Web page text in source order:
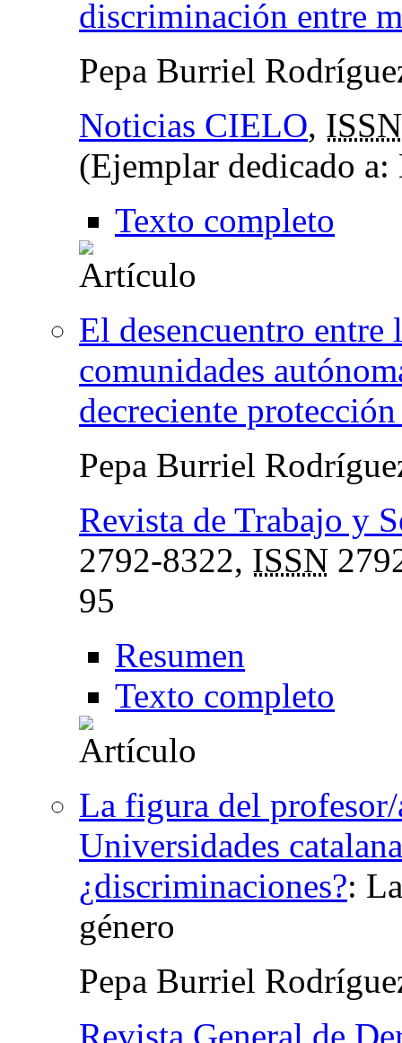
discriminación entre
Pepa Burriel
Noticias CIELO,
(Ejemplar dedicado
Texto completo
El desencuentro entre
comunidades
decreciente
Pepa Burriel
Revista de Trabajo y
2792-8322, ISSN
95
Resumen
Texto completo
La figura del profesor/
Universidades
¿discriminaciones?:
género
Pepa Burriel
Revista General de